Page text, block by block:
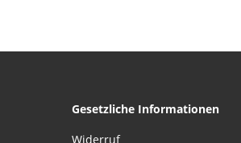
Gesetzliche Informationen
Widerruf